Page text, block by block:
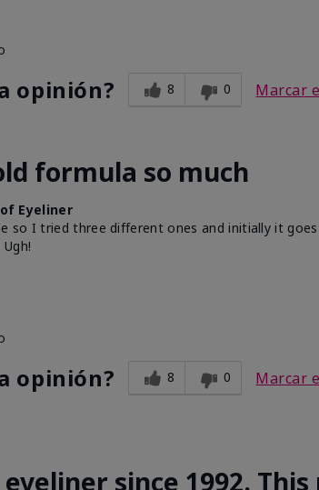
opinión? 8 0 Marcar
formula so much
Eyeliner
so I tried three different ones and initially it
opinión? 8 0 Marcar
since 1992.